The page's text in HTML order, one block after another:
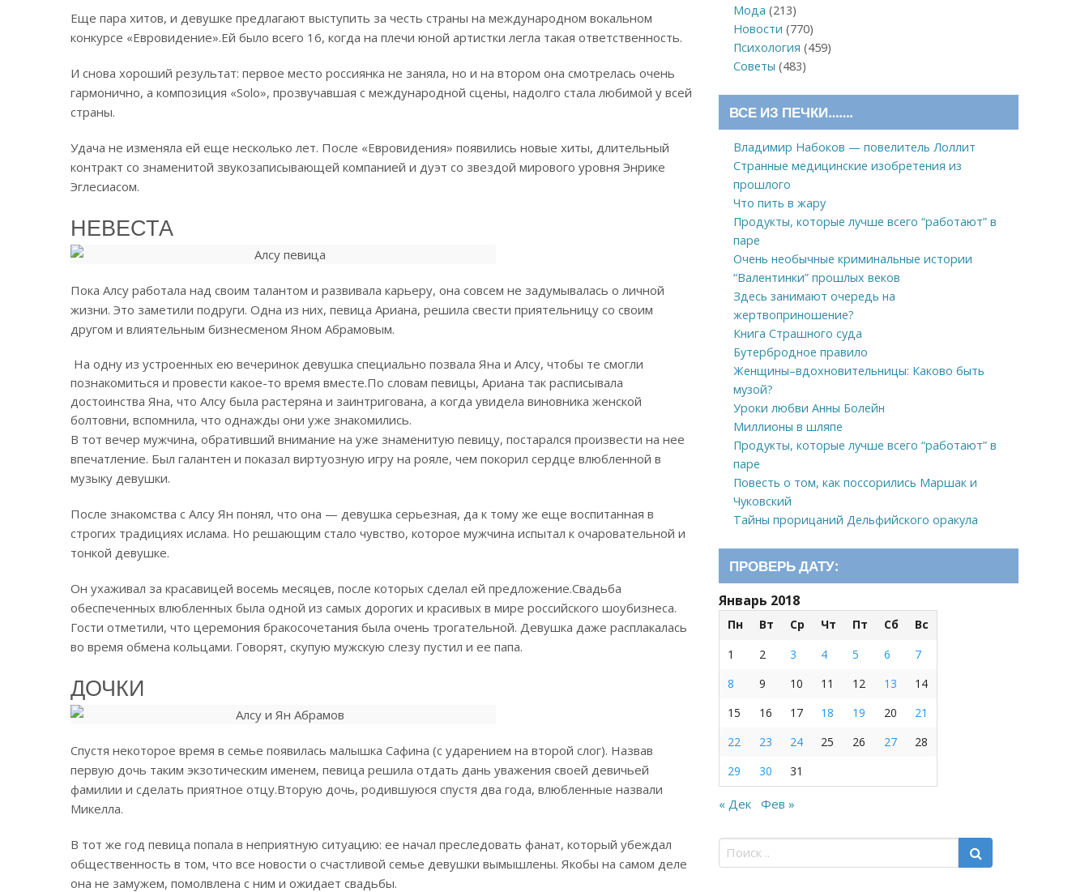
Еще пара хитов, и девушке предлагают выступить за честь страны на международном вокальном
конкурсе «Евровидение».Ей было всего 16, когда на плечи юной артистки легла такая ответственность.
И снова хороший результат: первое место россиянка не заняла, но и на втором она смотрелась очень
гармонично, а композиция «Solo», прозвучавшая с международной сцены, надолго стала любимой у всей
страны.
Удача не изменяла ей еще несколько лет. После «Евровидения» появились новые хиты, длительный
контракт со знаменитой звукозаписывающей компанией и дуэт со звездой мирового уровня Энрике
Эглесиасом.
НЕВЕСТА
Пока Алсу работала над своим талантом и развивала карьеру, она совсем не задумывалась о личной
жизни. Это заметили подруги. Одна из них, певица Ариана, решила свести приятельницу со своим
другом и влиятельным бизнесменом Яном Абрамовым.
На одну из устроенных ею вечеринок девушка специально позвала Яна и Алсу, чтобы те смогли
познакомиться и провести какое-то время вместе.По словам певицы, Ариана так расписывала
достоинства Яна, что Алсу была растеряна и заинтригована, а когда увидела виновника женской
болтовни, вспомнила, что однажды они уже знакомились.
В тот вечер мужчина, обративший внимание на уже знаменитую певицу, постарался произвести на нее
впечатление. Был галантен и показал виртуозную игру на рояле, чем покорил сердце влюбленной в
музыку девушки.
После знакомства с Алсу Ян понял, что она — девушка серьезная, да к тому же еще воспитанная в
строгих традициях ислама. Но решающим стало чувство, которое мужчина испытал к очаровательной и
тонкой девушке.
Он ухаживал за красавицей восемь месяцев, после которых сделал ей предложение.Свадьба
обеспеченных влюбленных была одной из самых дорогих и красивых в мире российского шоубизнеса.
Гости отметили, что церемония бракосочетания была очень трогательной. Девушка даже расплакалась
во время обмена кольцами. Говорят, скупую мужскую слезу пустил и ее папа.
ДОЧКИ
Спустя некоторое время в семье появилась малышка Сафина (с ударением на второй слог). Назвав
первую дочь таким экзотическим именем, певица решила отдать дань уважения своей девичьей
фамилии и сделать приятное отцу.Вторую дочь, родившуюся спустя два года, влюбленные назвали
Микелла.
В тот же год певица попала в неприятную ситуацию: ее начал преследовать фанат, который убеждал
общественность в том, что все новости о счастливой семье девушки вымышлены. Якобы на самом деле
она не замужем, помолвлена с ним и ожидает свадьбы.
Мода (213)
Новости (770)
Психология (459)
Советы (483)
ВСЕ ИЗ ПЕЧКИ…….
Владимир Набоков — повелитель Лоллит
Странные медицинские изобретения из
прошлого
Что пить в жару
Продукты, которые лучше всего “работают” в
паре
Очень необычные криминальные истории
“Валентинки” прошлых веков
Здесь занимают очередь на
жертвоприношение?
Книга Страшного суда
Бутербродное правило
Женщины–вдохновительницы: Каково быть
музой?
Уроки любви Анны Болейн
Миллионы в шляпе
Продукты, которые лучше всего “работают” в
паре
Повесть о том, как поссорились Маршак и
Чуковский
Тайны прорицаний Дельфийского оракула
ПРОВЕРЬ ДАТУ:
Январь 2018
Пн Вт Ср Чт Пт Сб
Вс
1
2 3 4 5 6
7
8
9 10 11 12 13
14
15
16 17 18 19 20
21
22
23 24 25 26 27
28
29
30 31
« Дек Фев »